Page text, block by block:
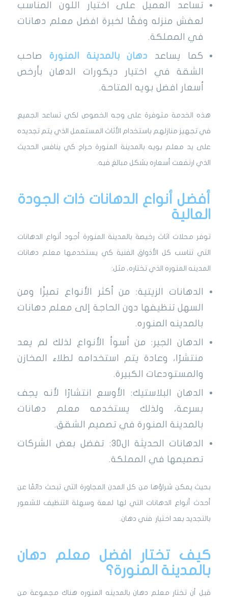
تساعد العميل على اختيار اللون المناسب
لعفش منزله وفقًا لخبرة افضل معلم دهانات
في المملكة.
كما يساعد دهان بالمدينة المنورة صاحب
الشقة في اختيار ديكورات الدهان بأرخص
أسعار افضل بويه المتاحة.
هذه الخدمة متوفرة على وجه الخصوص لكي تساعد الجميع
في تجهيز منازلهم باستخدام الأثاث المستعمل الذي يتم تجديده
على يد معلم بويه بالمدينة المنورة حراج كي ينافس الحديث
الذي ارتفعت أسعاره بشكل مبالغ فيه.
أفضل أنواع الدهانات ذات الجودة
العالية
توفر محلات اثاث رخيصة بالمدينة المنورة أجود أنواع الدهانات
التي تناسب كل الأذواق الفنية كي يستخدمها معلم دهانات
المدينه المنوره الذي تختاره، مثل:
الدهانات الزيتية: من أكثر الأنواع تميزًا ومن
السهل تنظيفها دون الحاجة إلى معلم دهانات
بالمدينه المنوره.
الدهان الجير: من أسوأ الأنواع لذلك لم يعد
منتشرًا، وعادة يتم استخدامه لطلاء المخازن
والمستودعات الكبيرة.
الدهان البلاستيك: الأوسع انتشارًا لأنه يجف
بسرعة، ولذلك يستخدمه معلم دهانات
بالمدينة المنورة في تصميم الشقق.
الدهانات الحديثة ال3D: تفضل بعض الشركات
تصميمها في المملكة.
بحيث يمكن شراؤها من كل المدن المجاورة التي تبحث دائمًا عن
أحدث أنواع الدهانات التي لها لمعة وسهلة التنظيف للشعور
بالتجديد بعد اختيار فني دهان.
كيف تختار افضل معلم دهان
بالمدينة المنورة؟
قبل أن تختار معلم دهان بالمدينه المنوره هناك مجموعة من